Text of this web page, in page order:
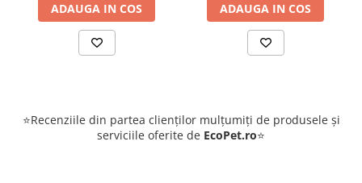
ADAUGA IN COS ADAUGA IN COS
⭐Recenziile din partea clienților mulțumiți de produsele și
serviciile oferite de EcoPet.ro⭐